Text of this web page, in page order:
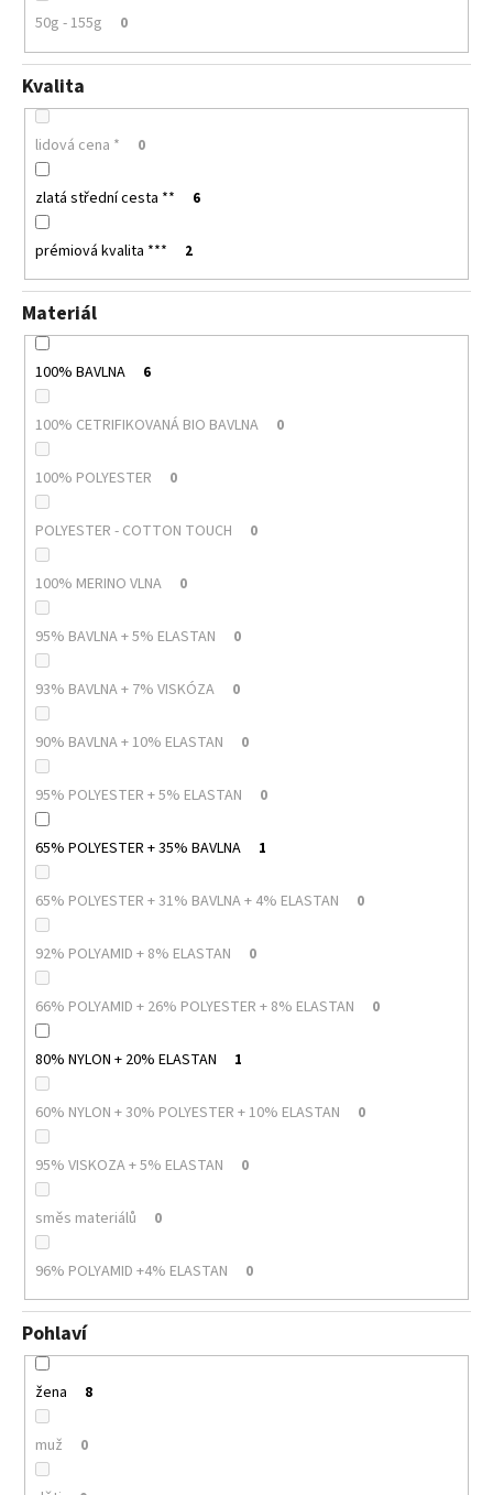
50g - 155g 0
Kvalita
lidová cena * 0
zlatá střední cesta ** 6
prémiová kvalita *** 2
Materiál
100% BAVLNA 6
100% CETRIFIKOVANÁ BIO BAVLNA 0
100% POLYESTER 0
POLYESTER - COTTON TOUCH 0
100% MERINO VLNA 0
95% BAVLNA + 5% ELASTAN 0
93% BAVLNA + 7% VISKÓZA 0
90% BAVLNA + 10% ELASTAN 0
95% POLYESTER + 5% ELASTAN 0
65% POLYESTER + 35% BAVLNA 1
65% POLYESTER + 31% BAVLNA + 4% ELASTAN 0
92% POLYAMID + 8% ELASTAN 0
66% POLYAMID + 26% POLYESTER + 8% ELASTAN 0
80% NYLON + 20% ELASTAN 1
60% NYLON + 30% POLYESTER + 10% ELASTAN 0
95% VISKOZA + 5% ELASTAN 0
směs materiálů 0
96% POLYAMID +4% ELASTAN 0
Pohlaví
žena 8
muž 0